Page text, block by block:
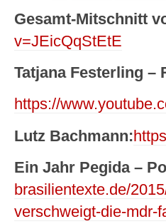
Gesamt-Mitschnitt
v=JEicQqStEtE
Tatjana Festerling –
https://
Lutz Bachmann:
Ein Jahr Pegida –
brasilientexte.de/
verschweigt-die-mdr-